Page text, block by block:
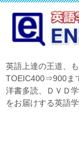
英語上達の王道、
TOEIC400⇒900ま
洋書多読、ＤＶＤ
をお届けする英語学